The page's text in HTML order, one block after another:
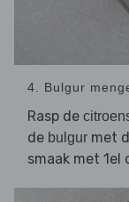
4. Bulgur
Rasp de
de bulgur met
smaak met 1el